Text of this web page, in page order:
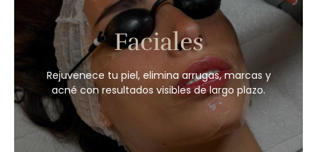
Faciales
Rejuvenece tu piel, elimina arrugas, marcas y
acné con resultados visibles de largo plazo.